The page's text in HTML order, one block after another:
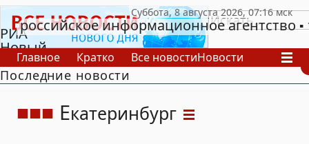
РИА
Новый
День
российское информационное агентство
Главное Кратко Все новостиНовости
В России
В мире
Последние новости
Екатеринбург